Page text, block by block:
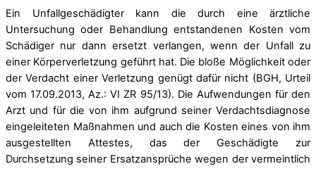
Ein Unfallgeschädigter kann die durch eine ärztliche
Untersuchung oder Behandlung entstandenen Kosten vom
Schädiger nur dann ersetzt verlangen, wenn der Unfall zu
einer Körperverletzung geführt hat. Die bloße Möglichkeit oder
der Verdacht einer Verletzung genügt dafür nicht (BGH, Urteil
vom 17.09.2013, Az.: VI ZR 95/13). Die Aufwendungen für den
Arzt und für die von ihm aufgrund seiner Verdachtsdiagnose
eingeleiteten Maßnahmen und auch die Kosten eines von ihm
ausgestellten Attestes, das der Geschädigte zur
Durchsetzung seiner Ersatzansprüche wegen der vermeintlich